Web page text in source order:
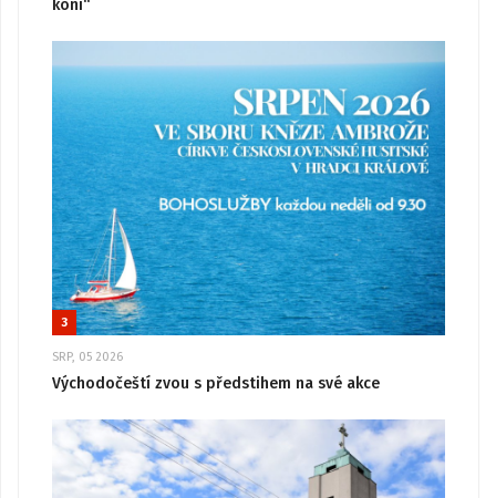
koni“
3
SRP, 05 2026
Východočeští zvou s předstihem na své akce